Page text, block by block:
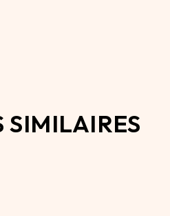
SIMILAIRES